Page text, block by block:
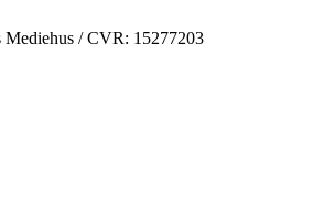
/ CVR: 15277203